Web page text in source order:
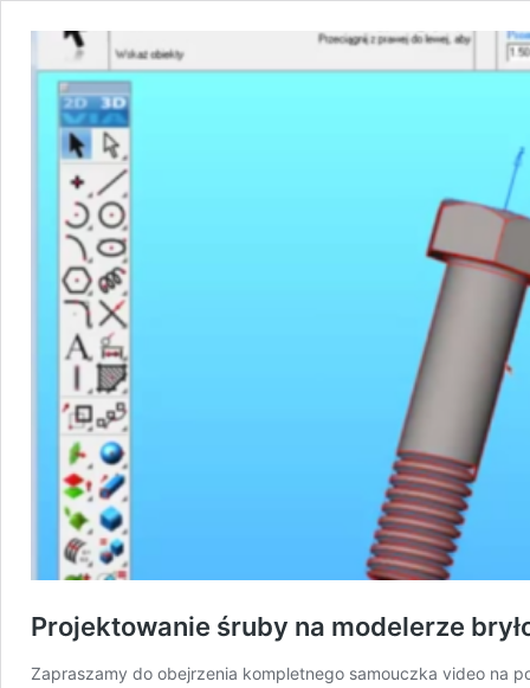
Projektowanie śruby na modelerze
Zapraszamy do obejrzenia kompletnego samouczka video na